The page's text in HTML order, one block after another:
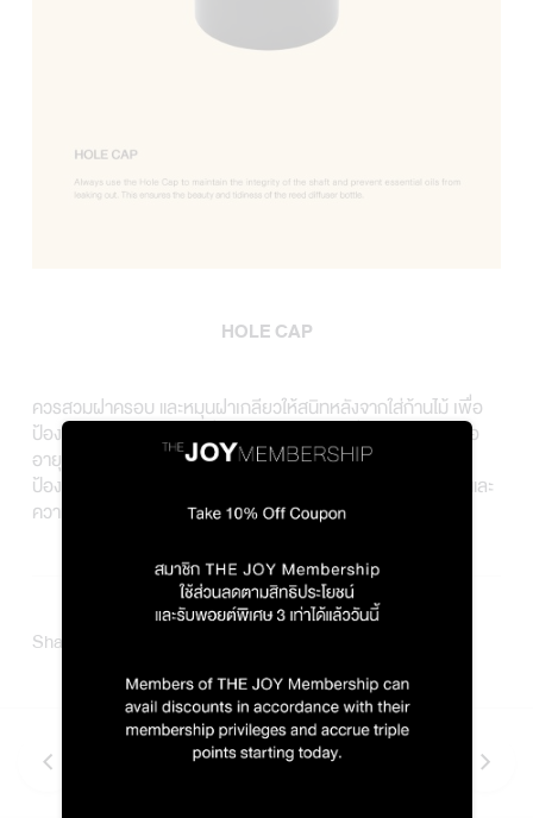
HOLE CAP
ควรสวมฝาครอบ และหมุนฝาเกลียวให้สนิทหลังจากใส่ก้านไม้ เพื่อ
ป้องกันฝุ่น และสิ่งสกปรกที่อาจตกลงไปในขวด ซึ่งส่งผลกระทบต่อ
อายุการใช้งาน ทั้งยังช่วยให้ก้านไม้ตั้งอยู่ในรูปทรงที่สมบูรณ์ และ
ป้องกันการระเหยของน้ำมันหอม รวมถึงช่วยเพิ่มความสวยงาม และ
ความเรียบร้อย
Share story